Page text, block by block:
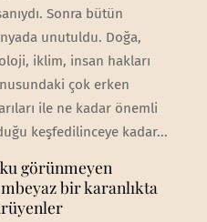
Sonra bütün
unutuldu. Doğa,
iklim, insan hakları
çok erken
ile ne kadar önemli
keşfedilinceye kadar...
görünmeyen
bir karanlıkta